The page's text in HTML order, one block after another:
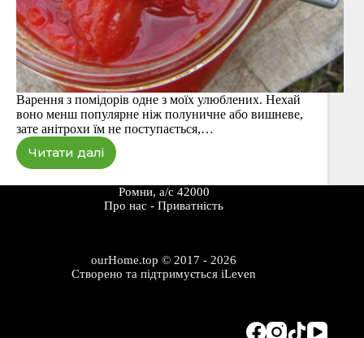
Варення з помідорів одне з моїх улюблених. Нехай
воно менш популярне ніж полуничне або вишневе,
зате анітрохи їм не поступається,…
Читати далі
Томатне
з
м’ятою
Ромни, а/с 42000
Про наc -Приватність
ourHome.top © 2017 - 2026
Створено та підтримуєтьсяiLeven